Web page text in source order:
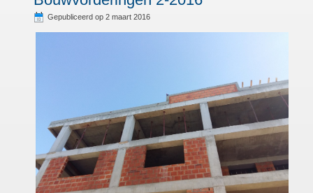
Gepubliceerd op 2 maart 2016